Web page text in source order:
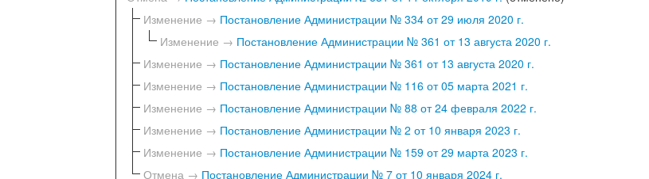
Изменение → Постановление Администрации № 334 от 29 июля 2020 г.
Изменение → Постановление Администрации № 361 от 13 августа 2020 г.
Изменение → Постановление Администрации № 361 от 13 августа 2020 г.
Изменение → Постановление Администрации № 116 от 05 марта 2021 г.
Изменение → Постановление Администрации № 88 от 24 февраля 2022 г.
Изменение → Постановление Администрации № 2 от 10 января 2023 г.
Изменение → Постановление Администрации № 159 от 29 марта 2023 г.
Отмена → Постановление Администрации № 7 от 10 января 2024 г.